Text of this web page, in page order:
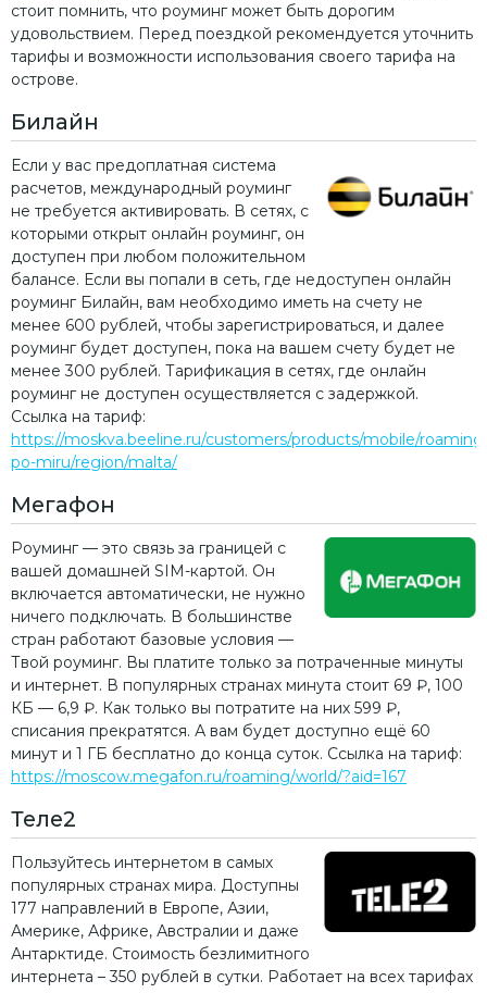
стоит помнить, что роуминг может быть дорогим
удовольствием. Перед поездкой рекомендуется уточнить
тарифы и возможности использования своего тарифа на
острове.
Билайн
Если у вас предоплатная система
расчетов, международный роуминг
не требуется активировать. В сетях, с
которыми открыт онлайн роуминг, он
доступен при любом положительном
балансе. Если вы попали в сеть, где недоступен онлайн
роуминг Билайн, вам необходимо иметь на счету не
менее 600 рублей, чтобы зарегистрироваться, и далее
роуминг будет доступен, пока на вашем счету будет не
менее 300 рублей. Тарификация в сетях, где онлайн
роуминг не доступен осуществляется с задержкой.
Ссылка на тариф:
https://moskva.beeline.ru/customers/products/mobile/
po-miru/region/malta/
Мегафон
Роуминг — это связь за границей с
вашей домашней SIM-картой. Он
включается автоматически, не нужно
ничего подключать. В большинстве
стран работают базовые условия —
Твой роуминг. Вы платите только за потраченные минуты
и интернет. В популярных странах минута стоит 69 ₽, 100
КБ — 6,9 ₽. Как только вы потратите на них 599 ₽,
списания прекратятся. А вам будет доступно ещё 60
минут и 1 ГБ бесплатно до конца суток. Ссылка на тариф:
https://moscow.megafon.ru/roaming/world/?aid=167
Теле2
Пользуйтесь интернетом в самых
популярных странах мира. Доступны
177 направлений в Европе, Азии,
Америке, Африке, Австралии и даже
Антарктиде. Стоимость безлимитного
интернета – 350 рублей в сутки. Работает на всех тарифах